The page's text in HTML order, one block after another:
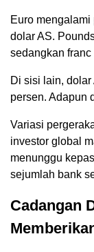
Euro
dolar AS.
sedangkan
Di sisi lain,
persen. Adapun
Variasi
investor global
menunggu
sejumlah bank
Cadangan